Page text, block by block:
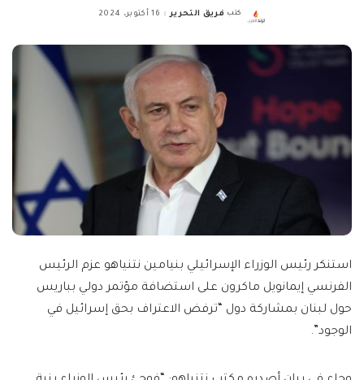
Posted
كتب فريق التحرير 16 أكتوبر، 2024
استنكر رئيس الوزراء الإسرائيلي بنيامين نتنياهو عزم الرئيس
الفرنسي إيمانويل ماكرون على استضافة مؤتمر دولي بباريس
حول لبنان بمشاركة دول “ترفض الاعتراف بحق إسرائيل في
الوجود”.